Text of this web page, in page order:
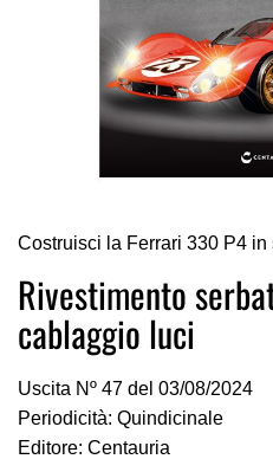
all'inizio
della
galleria
di
immagini
Costruisci la Ferrari 330 P4 in
Rivestimento
cablaggio luci
Uscita Nº 47 del 03/08/2024
Periodicità: Quindicinale
Editore: Centauria